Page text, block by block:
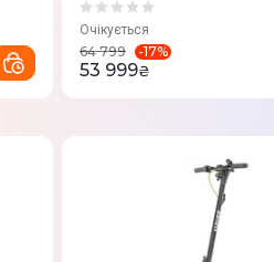
Очікується
64 799 -17%
53 999₴